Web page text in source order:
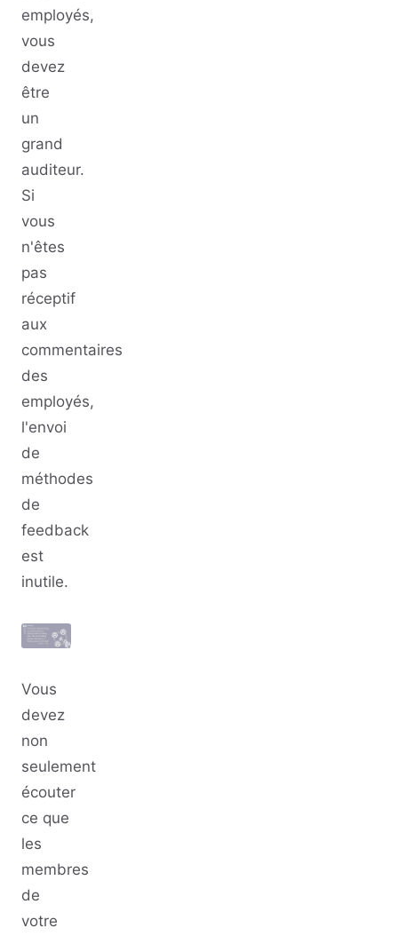
employés,
vous
devez
être
un
grand
auditeur.
Si
vous
n'êtes
pas
réceptif
aux
commentaires
des
employés,
l'envoi
de
méthodes
de
feedback
est
inutile.
Vous
devez
non
seulement
écouter
ce que
les
membres
de
votre